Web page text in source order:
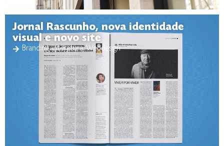
Jornal Rascunho, nova identidade
visual e novo site
Branding,Literatura,Webdesign